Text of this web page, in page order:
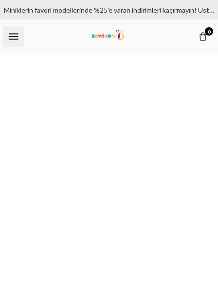
Miniklerin favori modellerinde %25'e varan indirimleri kaçırmayın! Üstelik 1500₺ ve üzeri siparişlerde kargo bedava.
0